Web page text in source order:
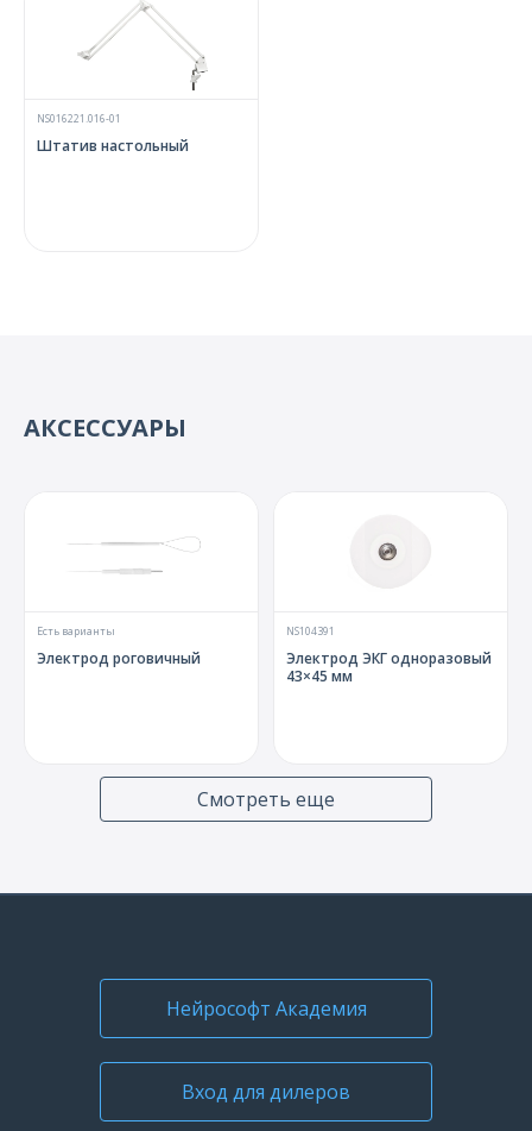
NS016221.016-01
Штатив настольный
АКСЕССУАРЫ
Есть варианты
Электрод роговичный
NS104391
Электрод ЭКГ одноразовый
43×45 мм
Смотреть еще
Нейрософт Академия
Вход для дилеров